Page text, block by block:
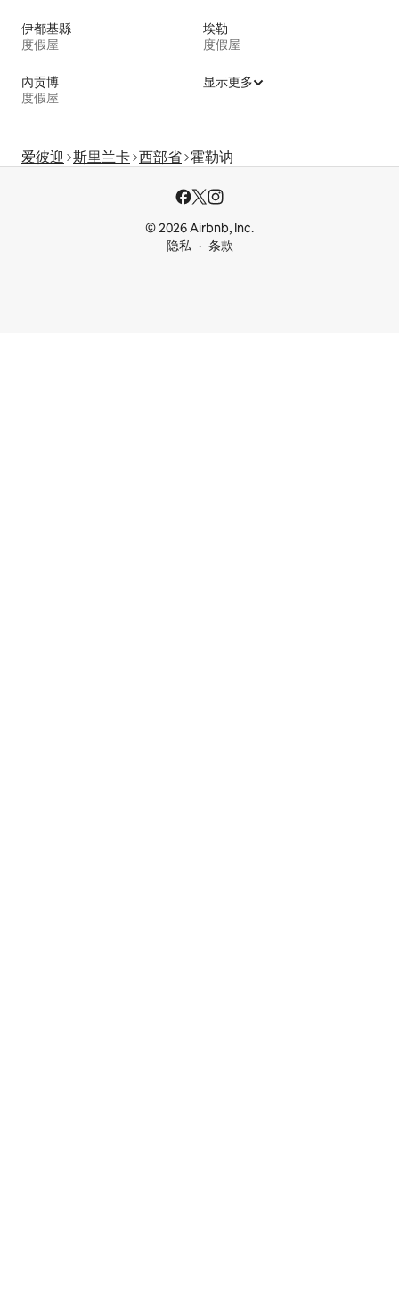
伊都基縣
度假屋
埃勒
度假屋
內贡博
度假屋
显示更多
爱彼迎 斯里兰卡 西部省 霍勒讷
© 2026 Airbnb, Inc.
隐私
条款